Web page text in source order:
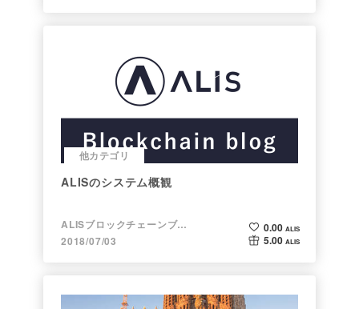
他カテゴリ
ALISのシステム概観
ALISブロックチェーンブログ
2018/07/03
0.00 ALIS
5.00 ALIS